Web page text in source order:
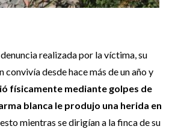
realizada por la víctima, su
convivía desde hace más de un año y
físicamente mediante golpes de
blanca le produjo una herida en
mientras se dirigían a la finca de su